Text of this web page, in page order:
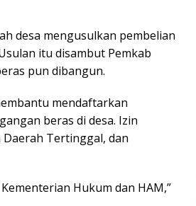
desa mengusulkan pembelian
itu disambut Pemkab
pun dibangun.
mendaftarkan
beras di desa. Izin
Tertinggal, dan
Hukum dan HAM,”